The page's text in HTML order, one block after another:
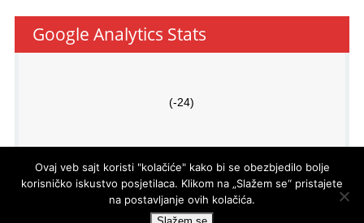
Google Analytics Stats
(-24)
- DEVELOPED BYPRO
Ovaj veb sajt koristi "kolačiće" kako bi se obezbjedilo bolje
korisničko iskustvo posjetilaca. Klikom na „Slažem se“ pristajete
na postavljanje ovih kolačića.